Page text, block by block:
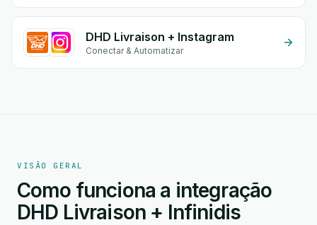
DHD Livraison + Instagram
Conectar & Automatizar
VISÃO GERAL
Como funciona a integração
DHD Livraison + Infinidis